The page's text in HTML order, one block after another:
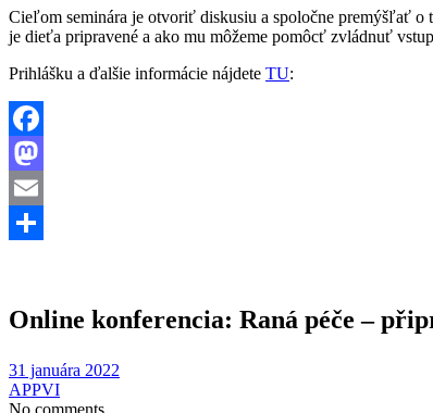
Cieľom seminára je otvoriť diskusiu a spoločne premýšľať o
je dieťa pripravené a ako mu môžeme pomôcť zvládnuť
Prihlášku a ďalšie informácie nájdete TU:
Facebook
Mastodon
Email
Online konferencia: Raná péče –
31 januára 2022
APPVI